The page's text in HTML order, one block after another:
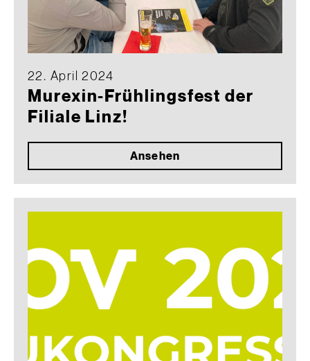
22. April 2024
Murexin-Frühlingsfest der
Filiale Linz!
Ansehen